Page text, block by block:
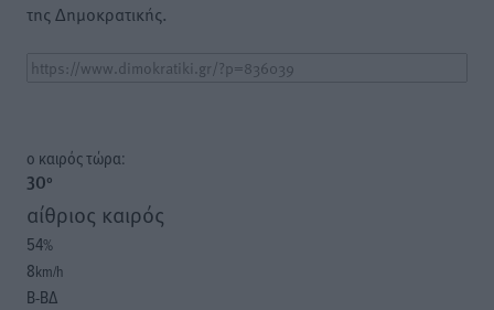
της Δημοκρατικής.
o καιρός τώρα:
30°
αίθριος καιρός
54%
8km/h
Β-ΒΔ